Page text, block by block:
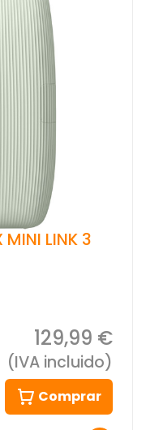
MINI LINK 3
129,99 €
(IVA incluido)
Comprar